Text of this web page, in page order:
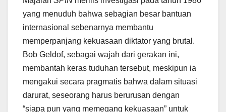
yang menuduh bahwa sebagian besar bantuan
internasional sebenarnya membantu
memperpanjang kekuasaan diktator yang brutal.
Bob Geldof, sebagai wajah dari gerakan ini,
membantah keras tuduhan tersebut, meskipun ia
mengakui secara pragmatis bahwa dalam situasi
darurat, seseorang harus berurusan dengan
“siapa pun yang memegang kekuasaan” untuk